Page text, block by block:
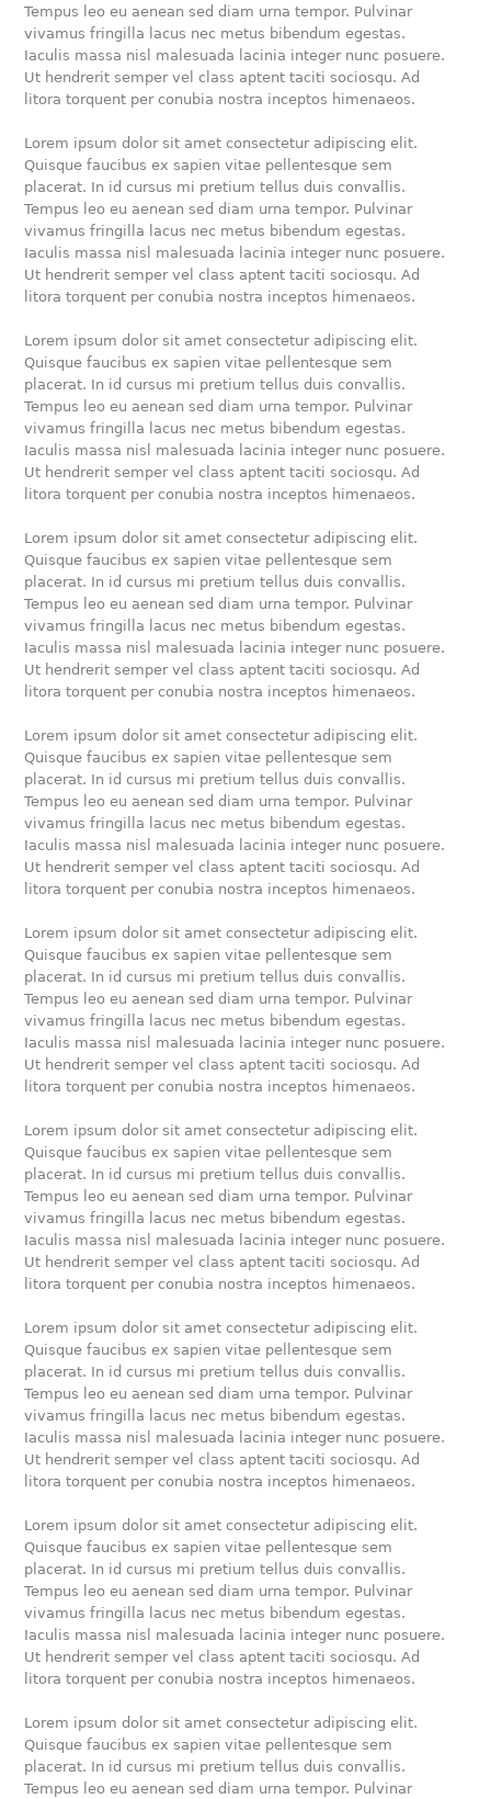
Tempus leo eu aenean sed diam urna tempor. Pulvinar
vivamus fringilla lacus nec metus bibendum egestas.
Iaculis massa nisl malesuada lacinia integer nunc posuere.
Ut hendrerit semper vel class aptent taciti sociosqu. Ad
litora torquent per conubia nostra inceptos himenaeos.
Lorem ipsum dolor sit amet consectetur adipiscing elit.
Quisque faucibus ex sapien vitae pellentesque sem
placerat. In id cursus mi pretium tellus duis convallis.
Tempus leo eu aenean sed diam urna tempor. Pulvinar
vivamus fringilla lacus nec metus bibendum egestas.
Iaculis massa nisl malesuada lacinia integer nunc posuere.
Ut hendrerit semper vel class aptent taciti sociosqu. Ad
litora torquent per conubia nostra inceptos himenaeos.
Lorem ipsum dolor sit amet consectetur adipiscing elit.
Quisque faucibus ex sapien vitae pellentesque sem
placerat. In id cursus mi pretium tellus duis convallis.
Tempus leo eu aenean sed diam urna tempor. Pulvinar
vivamus fringilla lacus nec metus bibendum egestas.
Iaculis massa nisl malesuada lacinia integer nunc posuere.
Ut hendrerit semper vel class aptent taciti sociosqu. Ad
litora torquent per conubia nostra inceptos himenaeos.
Lorem ipsum dolor sit amet consectetur adipiscing elit.
Quisque faucibus ex sapien vitae pellentesque sem
placerat. In id cursus mi pretium tellus duis convallis.
Tempus leo eu aenean sed diam urna tempor. Pulvinar
vivamus fringilla lacus nec metus bibendum egestas.
Iaculis massa nisl malesuada lacinia integer nunc posuere.
Ut hendrerit semper vel class aptent taciti sociosqu. Ad
litora torquent per conubia nostra inceptos himenaeos.
Lorem ipsum dolor sit amet consectetur adipiscing elit.
Quisque faucibus ex sapien vitae pellentesque sem
placerat. In id cursus mi pretium tellus duis convallis.
Tempus leo eu aenean sed diam urna tempor. Pulvinar
vivamus fringilla lacus nec metus bibendum egestas.
Iaculis massa nisl malesuada lacinia integer nunc posuere.
Ut hendrerit semper vel class aptent taciti sociosqu. Ad
litora torquent per conubia nostra inceptos himenaeos.
Lorem ipsum dolor sit amet consectetur adipiscing elit.
Quisque faucibus ex sapien vitae pellentesque sem
placerat. In id cursus mi pretium tellus duis convallis.
Tempus leo eu aenean sed diam urna tempor. Pulvinar
vivamus fringilla lacus nec metus bibendum egestas.
Iaculis massa nisl malesuada lacinia integer nunc posuere.
Ut hendrerit semper vel class aptent taciti sociosqu. Ad
litora torquent per conubia nostra inceptos himenaeos.
Lorem ipsum dolor sit amet consectetur adipiscing elit.
Quisque faucibus ex sapien vitae pellentesque sem
placerat. In id cursus mi pretium tellus duis convallis.
Tempus leo eu aenean sed diam urna tempor. Pulvinar
vivamus fringilla lacus nec metus bibendum egestas.
Iaculis massa nisl malesuada lacinia integer nunc posuere.
Ut hendrerit semper vel class aptent taciti sociosqu. Ad
litora torquent per conubia nostra inceptos himenaeos.
Lorem ipsum dolor sit amet consectetur adipiscing elit.
Quisque faucibus ex sapien vitae pellentesque sem
placerat. In id cursus mi pretium tellus duis convallis.
Tempus leo eu aenean sed diam urna tempor. Pulvinar
vivamus fringilla lacus nec metus bibendum egestas.
Iaculis massa nisl malesuada lacinia integer nunc posuere.
Ut hendrerit semper vel class aptent taciti sociosqu. Ad
litora torquent per conubia nostra inceptos himenaeos.
Lorem ipsum dolor sit amet consectetur adipiscing elit.
Quisque faucibus ex sapien vitae pellentesque sem
placerat. In id cursus mi pretium tellus duis convallis.
Tempus leo eu aenean sed diam urna tempor. Pulvinar
vivamus fringilla lacus nec metus bibendum egestas.
Iaculis massa nisl malesuada lacinia integer nunc posuere.
Ut hendrerit semper vel class aptent taciti sociosqu. Ad
litora torquent per conubia nostra inceptos himenaeos.
Lorem ipsum dolor sit amet consectetur adipiscing elit.
Quisque faucibus ex sapien vitae pellentesque sem
placerat. In id cursus mi pretium tellus duis convallis.
Tempus leo eu aenean sed diam urna tempor. Pulvinar